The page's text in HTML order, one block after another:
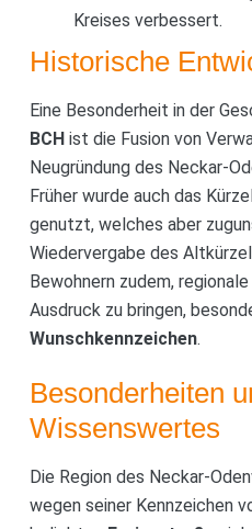
Kreises verbessert.
Historische
Eine Besonderheit in der
BCHist die Fusion von
Neugründung des Neckar-
Früher wurde auch das
genutzt, welches aber
Wiedervergabe des
Bewohnern zudem,
Ausdruck zu bringen,
Wunschkennzeichen.
Besonderheiten
Wissenswertes
Die Region des Neckar-
wegen seiner Kennzeichen